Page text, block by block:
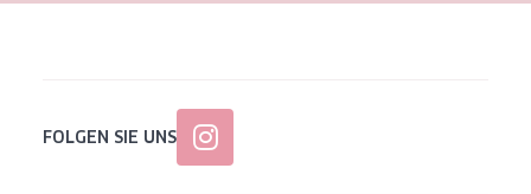
FOLGEN SIE UNS